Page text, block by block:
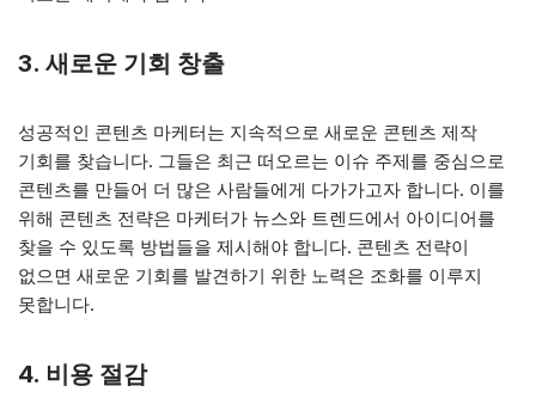
3. 새로운 기회 창출
성공적인 콘텐츠 마케터는 지속적으로 새로운 콘텐츠 제작
기회를 찾습니다. 그들은 최근 떠오르는 이슈 주제를 중심으로
콘텐츠를 만들어 더 많은 사람들에게 다가가고자 합니다. 이를
위해 콘텐츠 전략은 마케터가 뉴스와 트렌드에서 아이디어를
찾을 수 있도록 방법들을 제시해야 합니다. 콘텐츠 전략이
없으면 새로운 기회를 발견하기 위한 노력은 조화를 이루지
못합니다.
4. 비용 절감